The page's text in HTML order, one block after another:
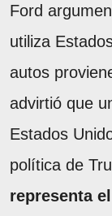
Ford
utiliza
autos
advirtió que
Estados
política de
representa